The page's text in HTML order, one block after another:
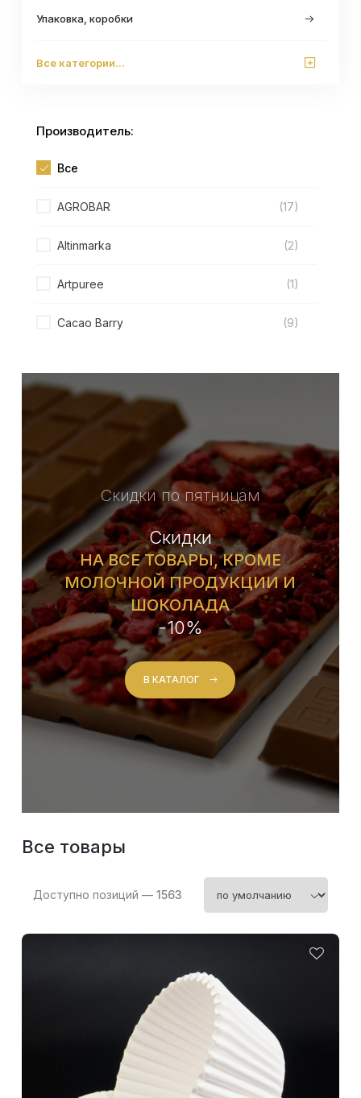
Упаковка, коробки
Все категории...
Производитель:
Все
AGROBAR (17)
Altinmarka (2)
Artpuree (1)
Cacao Barry (9)
Chocovic
(44)
GUZMAN (101)
IRCA (12)
Kandyblesk (15)
Kondiforms (18)
MIXIE (109)
Proff Puree (37)
(109)
Скидки по пятницам
Скидки
НА ВСЕ ТОВАРЫ, КРОМЕ
МОЛОЧНОЙ ПРОДУКЦИИ И
ШОКОЛАДА
-10%
В КАТАЛОГ
Все товары
Доступно позиций — 1563